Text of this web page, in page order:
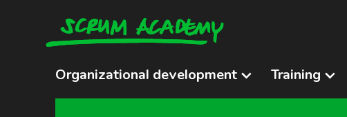
Organizational development Training